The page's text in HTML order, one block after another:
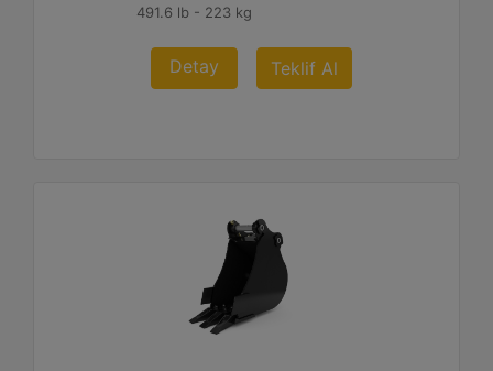
491.6 lb - 223 kg
Detay Teklif Al